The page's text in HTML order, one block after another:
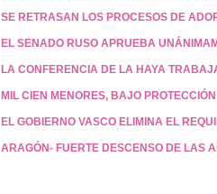
SE RETRASAN LOS PROCESOS DE
EL SENADO RUSO APRUEBA
LA CONFERENCIA DE LA HAYA
MIL CIEN MENORES, BAJO
EL GOBIERNO VASCO ELIMINA EL
ARAGÓN- FUERTE DESCENSO DE LAS